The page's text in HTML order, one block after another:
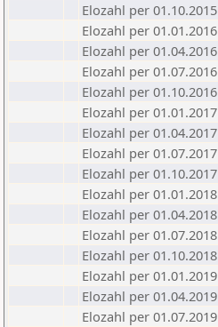
Elozahl per 01.10.2015
Elozahl per 01.01.2016
Elozahl per 01.04.2016
Elozahl per 01.07.2016
Elozahl per 01.10.2016
Elozahl per 01.01.2017
Elozahl per 01.04.2017
Elozahl per 01.07.2017
Elozahl per 01.10.2017
Elozahl per 01.01.2018
Elozahl per 01.04.2018
Elozahl per 01.07.2018
Elozahl per 01.10.2018
Elozahl per 01.01.2019
Elozahl per 01.04.2019
Elozahl per 01.07.2019